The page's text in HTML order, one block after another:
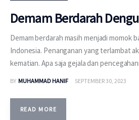
Demam Berdarah
Demam berdarah masih menjadi momok
Indonesia. Penanganan yang terlambat
kematian. Apa saja gejala dan
BY MUHAMMAD HANIF SEPTEMBER 30, 2023
READ MORE